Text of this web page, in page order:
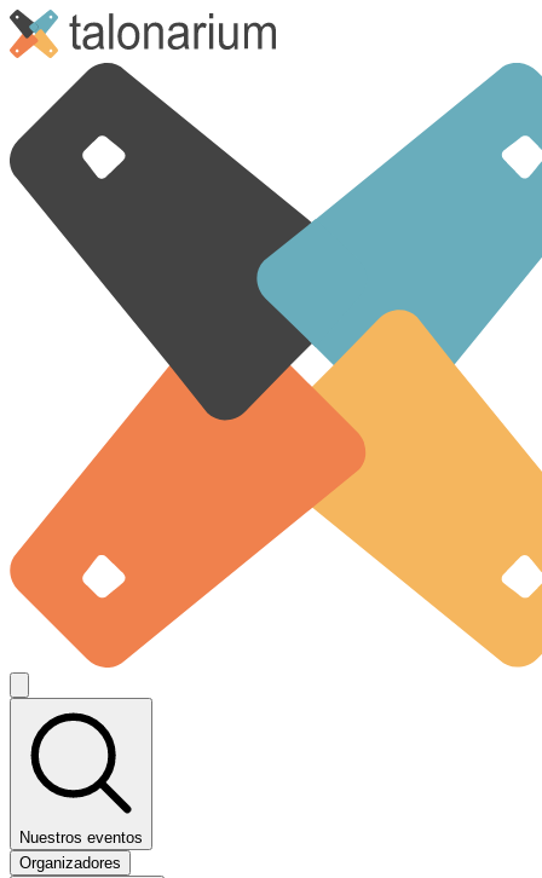
Nuestros eventos
Organizadores